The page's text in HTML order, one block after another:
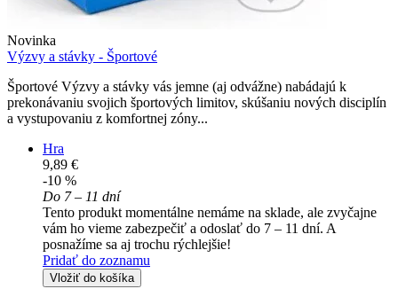
Novinka
Výzvy a stávky - Športové
Športové Výzvy a stávky vás jemne (aj odvážne) nabádajú k
prekonávaniu svojich športových limitov, skúšaniu nových disciplín
a vystupovaniu z komfortnej zóny...
Hra
9,89 €
-10 %
Do 7 – 11 dní
Tento produkt momentálne nemáme na sklade, ale zvyčajne
vám ho vieme zabezpečiť a odoslať do 7 – 11 dní. A
posnažíme sa aj trochu rýchlejšie!
Pridať do zoznamu
Vložiť do košíka